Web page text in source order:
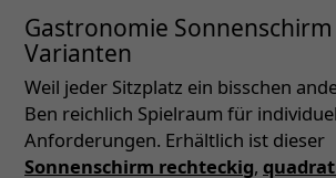
Gastronomie
Varianten
Weil jeder Sitzplatz ein bisschen
Ben reichlich Spielraum für
Anforderungen. Erhältlich ist dieser
Sonnenschirm rechteckig,